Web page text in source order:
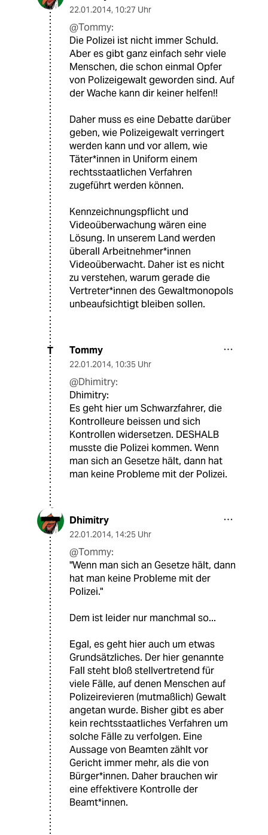
22.01.2014, 10:27 Uhr
@Tommy:
Die Polizei ist nicht immer Schuld.
Aber es gibt ganz einfach sehr viele
Menschen, die schon einmal Opfer
von Polizeigewalt geworden sind. Auf
der Wache kann dir keiner helfen!!
Daher muss es eine Debatte darüber
geben, wie Polizeigewalt verringert
werden kann und vor allem, wie
Täter*innen in Uniform einem
rechtsstaatlichen Verfahren
zugeführt werden können.
Kennzeichnungspflicht und
Videoüberwachung wären eine
Lösung. In unserem Land werden
überall Arbeitnehmer*innen
Videoüberwacht. Daher ist es nicht
zu verstehen, warum gerade die
Vertreter*innen des Gewaltmonopols
unbeaufsichtigt bleiben sollen.
T Tommy
22.01.2014, 10:35 Uhr
@Dhimitry:
Dhimitry:
Es geht hier um Schwarzfahrer, die
Kontrolleure beissen und sich
Kontrollen widersetzen. DESHALB
musste die Polizei kommen. Wenn
man sich an Gesetze hält, dann hat
man keine Probleme mit der Polizei.
Dhimitry
22.01.2014, 14:25 Uhr
@Tommy:
"Wenn man sich an Gesetze hält, dann
hat man keine Probleme mit der
Polizei."
Dem ist leider nur manchmal so...
Egal, es geht hier auch um etwas
Grundsätzliches. Der hier genannte
Fall steht bloß stellvertretend für
viele Fälle, auf denen Menschen auf
Polizeirevieren (mutmaßlich) Gewalt
angetan wurde. Bisher gibt es aber
kein rechtsstaatliches Verfahren um
solche Fälle zu verfolgen. Eine
Aussage von Beamten zählt vor
Gericht immer mehr, als die von
Bürger*innen. Daher brauchen wir
eine effektivere Kontrolle der
Beamt*innen.